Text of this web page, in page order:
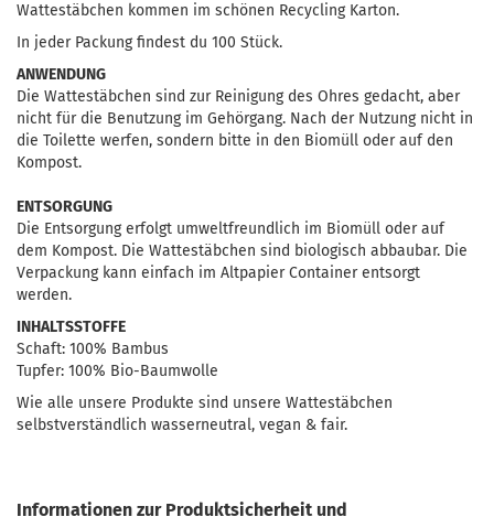
Wattestäbchen kommen im schönen Recycling Karton.
In jeder Packung findest du 100 Stück.
ANWENDUNG
Die Wattestäbchen sind zur Reinigung des Ohres gedacht, aber
nicht für die Benutzung im Gehörgang. Nach der Nutzung nicht in
die Toilette werfen, sondern bitte in den Biomüll oder auf den
Kompost.
ENTSORGUNG
Die Entsorgung erfolgt umweltfreundlich im Biomüll oder auf
dem Kompost. Die Wattestäbchen sind biologisch abbaubar. Die
Verpackung kann einfach im Altpapier Container entsorgt
werden.
INHALTSSTOFFE
Schaft: 100% Bambus
Tupfer: 100% Bio-Baumwolle
Wie alle unsere Produkte sind unsere Wattestäbchen
selbstverständlich wasserneutral, vegan & fair.
Informationen zur Produktsicherheit und